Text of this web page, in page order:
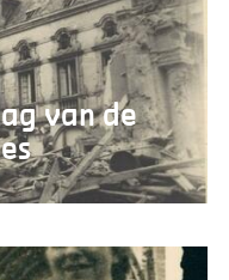
van de